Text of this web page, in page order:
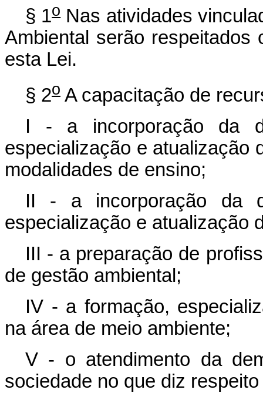
§ 1oNas atividades
Ambiental serão
esta Lei.
§ 2o A capacitação de
I - a incorporação da
especialização e atualização
modalidades de ensino;
II - a incorporação da
especialização e atualização
III - a preparação de
de gestão ambiental;
IV - a formação,
na área de meio ambiente;
V - o atendimento da
sociedade no que diz